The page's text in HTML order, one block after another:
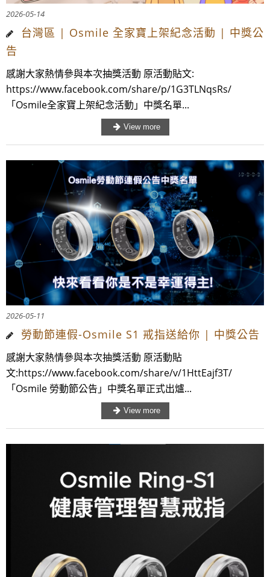
2026-05-14
台灣區 | Osmile 全家寶上架紀念活動 | 中獎公
告
感謝大家熱情參與本次抽獎活動 原活動貼文:
https://www.facebook.com/share/p/1G3TLNqsRs/
「Osmile全家寶上架紀念活動」中獎名單...
2026-05-11
勞動節連假-Osmile S1 戒指送給你 | 中獎公告
感謝大家熱情參與本次抽獎活動 原活動貼
文:https://www.facebook.com/share/v/1HttEajf3T/
「Osmile 勞動節公告」中獎名單正式出爐...